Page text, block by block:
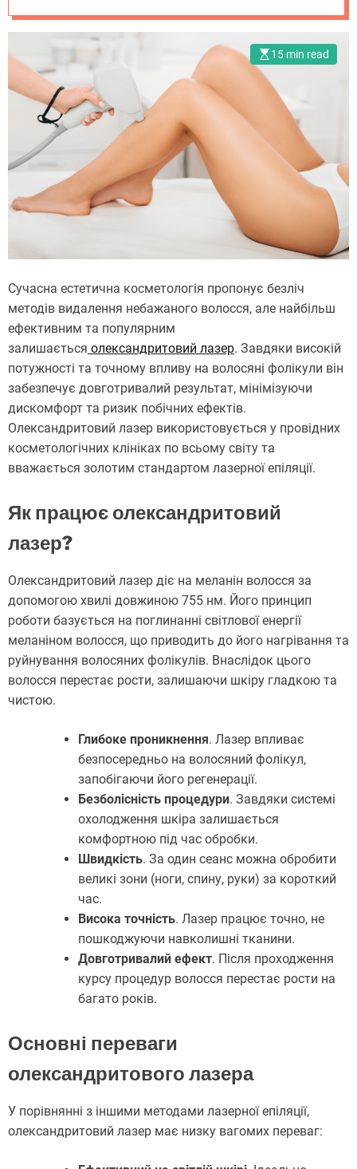
довготривалим
результатом
15 min read
Сучасна естетична косметологія пропонує безліч
методів видалення небажаного волосся, але найбільш
ефективним та популярним
залишається олександритовий лазер. Завдяки високій
потужності та точному впливу на волосяні фолікули він
забезпечує довготривалий результат, мінімізуючи
дискомфорт та ризик побічних ефектів.
Олександритовий лазер використовується у провідних
косметологічних клініках по всьому світу та
вважається золотим стандартом лазерної епіляції.
Як працює олександритовий
лазер?
Олександритовий лазер діє на меланін волосся за
допомогою хвилі довжиною 755 нм. Його принцип
роботи базується на поглинанні світлової енергії
меланіном волосся, що приводить до його нагрівання та
руйнування волосяних фолікулів. Внаслідок цього
волосся перестає рости, залишаючи шкіру гладкою та
чистою.
Глибоке проникнення. Лазер впливає
безпосередньо на волосяний фолікул,
запобігаючи його регенерації.
Безболісність процедури. Завдяки системі
охолодження шкіра залишається
комфортною під час обробки.
Швидкість. За один сеанс можна обробити
великі зони (ноги, спину, руки) за короткий
час.
Висока точність. Лазер працює точно, не
пошкоджуючи навколишні тканини.
Довготривалий ефект. Після проходження
курсу процедур волосся перестає рости на
багато років.
Основні переваги
олександритового лазера
У порівнянні з іншими методами лазерної епіляції,
олександритовий лазер має низку вагомих переваг: